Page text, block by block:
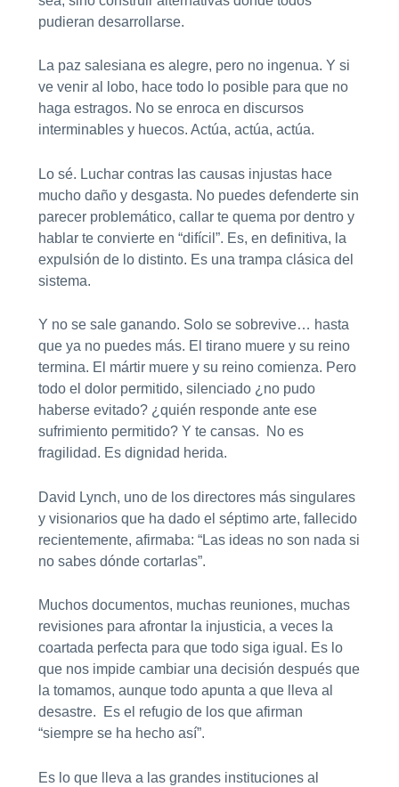
pudieran desarrollarse.
La paz salesiana es alegre, pero no ingenua. Y si
ve venir al lobo, hace todo lo posible para que no
haga estragos. No se enroca en discursos
interminables y huecos. Actúa, actúa, actúa.
Lo sé. Luchar contras las causas injustas hace
mucho daño y desgasta. No puedes defenderte sin
parecer problemático, callar te quema por dentro y
hablar te convierte en “difícil”. Es, en definitiva, la
expulsión de lo distinto. Es una trampa clásica del
sistema.
Y no se sale ganando. Solo se sobrevive… hasta
que ya no puedes más. El tirano muere y su reino
termina. El mártir muere y su reino comienza. Pero
todo el dolor permitido, silenciado ¿no pudo
haberse evitado? ¿quién responde ante ese
sufrimiento permitido? Y te cansas. No es
fragilidad. Es dignidad herida.
David Lynch, uno de los directores más singulares
y visionarios que ha dado el séptimo arte, fallecido
recientemente, afirmaba: “Las ideas no son nada si
no sabes dónde cortarlas”.
Muchos documentos, muchas reuniones, muchas
revisiones para afrontar la injusticia, a veces la
coartada perfecta para que todo siga igual. Es lo
que nos impide cambiar una decisión después que
la tomamos, aunque todo apunta a que lleva al
desastre. Es el refugio de los que afirman
“siempre se ha hecho así”.
Es lo que lleva a las grandes instituciones al